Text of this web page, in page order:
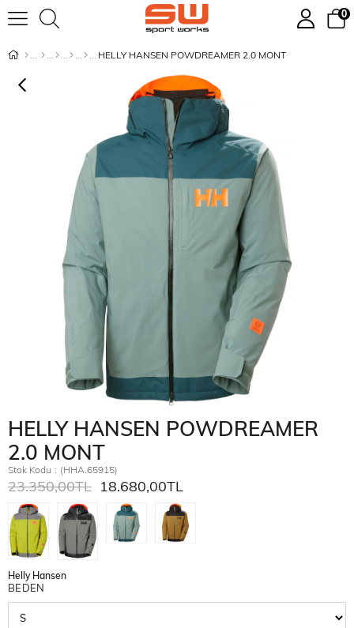
0
HELLY HANSEN POWDREAMER 2.0 MONT
HELLY HANSEN POWDREAMER
2.0 MONT
Stok Kodu (HHA.65915)
23.350,00TL 18.680,00TL
Helly Hansen
BEDEN